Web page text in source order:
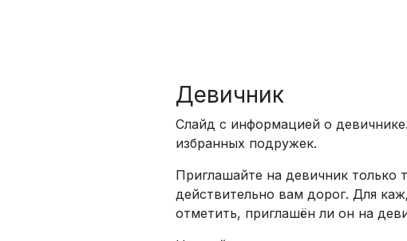
Девичник
Слайд с информацией о
избранных подружек.
Приглашайте на девичник только
действительно вам дорог. Для
отметить, приглашён ли он на